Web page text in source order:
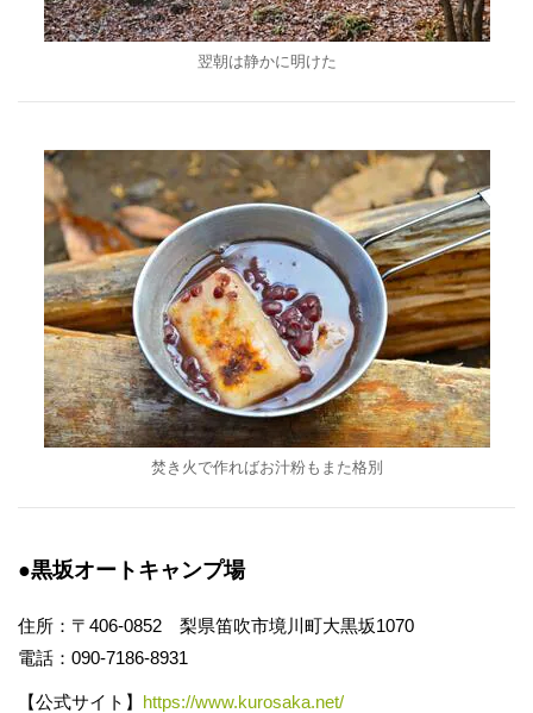
翌朝は静かに明けた
焚き火で作ればお汁粉もまた格別
●黒坂オートキャンプ場
住所：〒406-0852 梨県笛吹市境川町大黒坂1070
電話：090-7186-8931
【公式サイト】 https://www.kurosaka.net/